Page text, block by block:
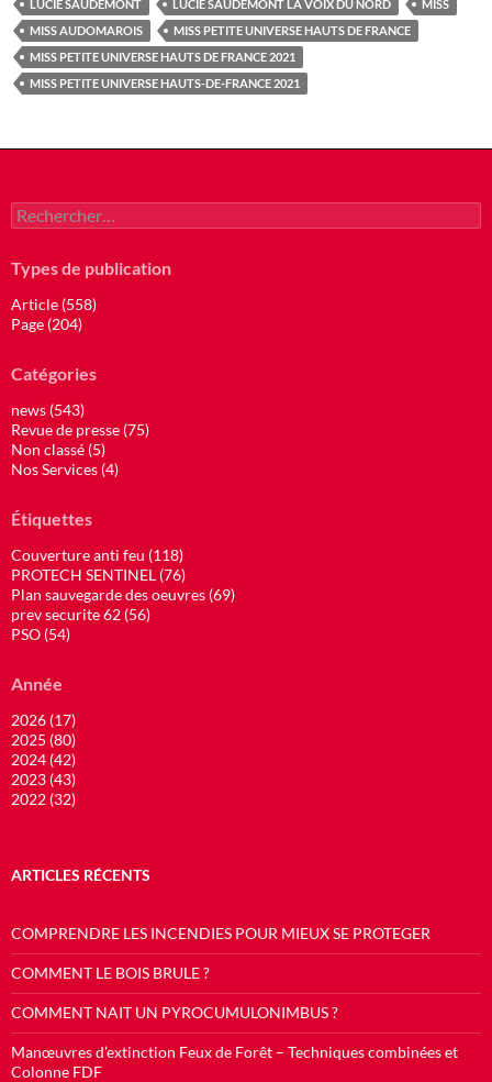
LUCIE SAUDEMONT LUCIE SAUDEMONT LA VOIX DU NORD
MISS
MISS AUDOMAROIS
MISS PETITE UNIVERSE HAUTS DE FRANCE
MISS PETITE UNIVERSE HAUTS DE FRANCE 2021
MISS PETITE UNIVERSE HAUTS-DE-FRANCE 2021
Rechercher :
Types de publication
Article (558)
Page (204)
Catégories
news (543)
Revue de presse (75)
Non classé (5)
Nos Services (4)
Étiquettes
Couverture anti feu (118)
PROTECH SENTINEL (76)
Plan sauvegarde des oeuvres (69)
prev securite 62 (56)
PSO (54)
Année
2026 (17)
2025 (80)
2024 (42)
2023 (43)
2022 (32)
ARTICLES RÉCENTS
COMPRENDRE LES INCENDIES POUR MIEUX SE PROTEGER
COMMENT LE BOIS BRULE ?
COMMENT NAIT UN PYROCUMULONIMBUS ?
Manœuvres d’extinction Feux de Forêt – Techniques combinées et
Colonne FDF